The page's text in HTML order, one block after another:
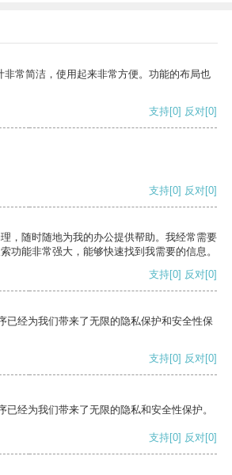
非常简洁，使用起来非常方便。功能的布局也
支持[0] 反对[0]
支持[0] 反对[0]
，随时随地为我的办公提供帮助。我经常需要
功能非常强大，能够快速找到我需要的信息。
支持[0] 反对[0]
已经为我们带来了无限的隐私保护和安全性保
支持[0] 反对[0]
已经为我们带来了无限的隐私和安全性保护。
支持[0] 反对[0]